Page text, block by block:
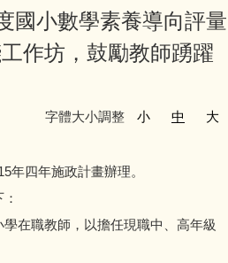
國小數學素養導向評量
作坊，鼓勵教師踴躍
字體大小調整 小 中
大
年四年施政計畫辦理。
在職教師，以擔任現職中、高年級